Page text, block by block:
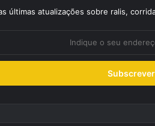
últimas atualizações sobre ralis,